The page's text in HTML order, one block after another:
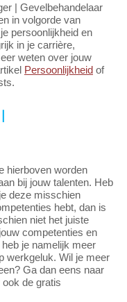
| Gevelbehandelaar
in volgorde van
persoonlijkheid en
in je carrière,
weten over jouw
Persoonlijkheid of
hierboven worden
bij jouw talenten. Heb
deze misschien
hebt, dan is
niet het juiste
competenties en
je namelijk meer
werkgeluk. Wil je meer
Ga dan eens naar
de gratis